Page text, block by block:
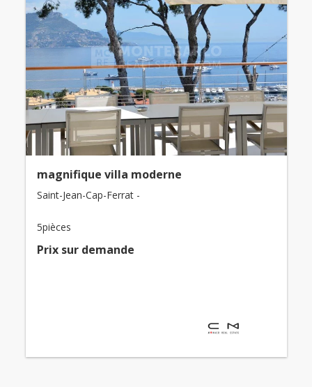
magnifique villa moderne
Saint-Jean-Cap-Ferrat -
5pièces
Prix ​​sur demande